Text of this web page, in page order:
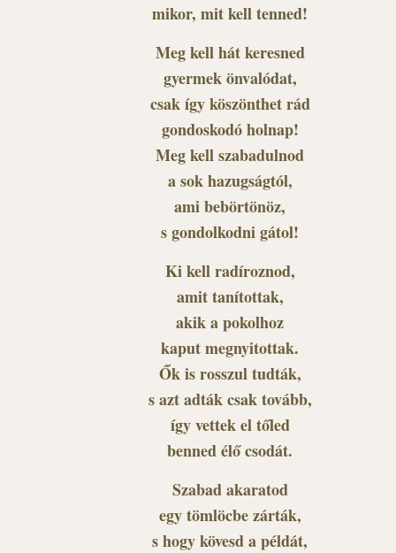
mikor, mit kell tenned!
Meg kell hát keresned
gyermek önvalódat,
csak így köszönthet rád
gondoskodó holnap!
Meg kell szabadulnod
a sok hazugságtól,
ami bebörtönöz,
s gondolkodni gátol!
Ki kell radíroznod,
amit tanítottak,
akik a pokolhoz
kaput megnyitottak.
Ők is rosszul tudták,
s azt adták csak tovább,
így vettek el tőled
benned élő csodát.
Szabad akaratod
egy tömlöcbe zárták,
s hogy kövesd a példát,